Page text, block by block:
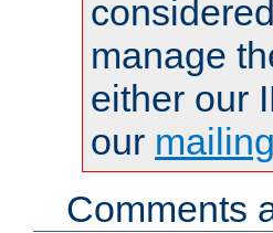
manage
either our
our
Comments